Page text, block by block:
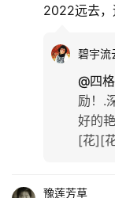
2022远去，
碧宇流
@四
励！.
好的
[花][
豫莲芳草